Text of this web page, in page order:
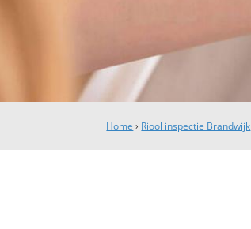
Home › Riool inspectie Brandwijk